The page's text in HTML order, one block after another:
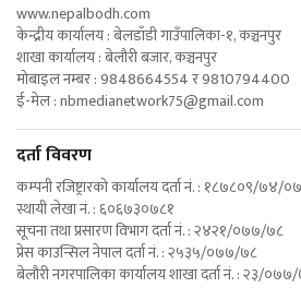
www.nepalbodh.com
केन्द्रीय कार्यालय : बेलडाँडी गाउँपालिका-१, कञ्चनपुर
शाखा कार्यालय : बेलौरी बजार, कञ्चनपुर
मोबाइल नम्बर : 9848664554 र 9810794400
ई-मेल :nbmedianetwork75@gmail.com
दर्ता विवरण
कम्पनी रजिष्ट्रारको कार्यालय दर्ता नं. : १८७८०९/७४/
स्थायी लेखा नं. : ६०६७३०७८१
सूचना तथा प्रसारण विभाग दर्ता नं. : २४२१/०७७/७८
प्रेस काउन्सिल नेपाल दर्ता नं. : २५३५/०७७/७८
बेलौरी नगरपालिका कार्यालय शाखा दर्ता नं. : २३/